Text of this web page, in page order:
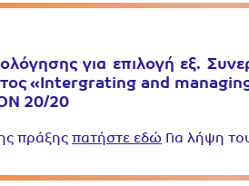
για επιλογή εξ.
«Intergrating and
20/20
πράξης πατήστε εδώ Για λήψη